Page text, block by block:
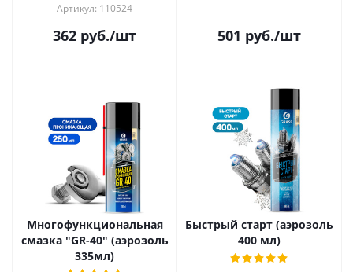
Артикул: 110524
362 руб./шт 501 руб./шт
Многофункциональная
смазка "GR-40" (аэрозоль
335мл)
Быстрый старт (аэрозоль
400 мл)